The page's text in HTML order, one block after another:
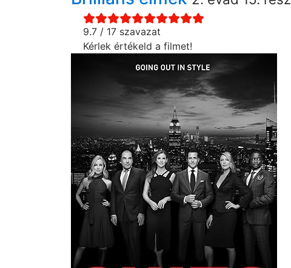
9.7 / 17 szavazat
Kérlek értékeld a filmet!